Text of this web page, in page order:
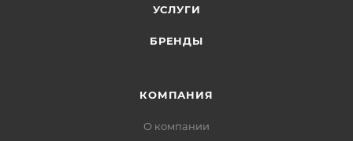
УСЛУГИ
БРЕНДЫ
КОМПАНИЯ
О компании